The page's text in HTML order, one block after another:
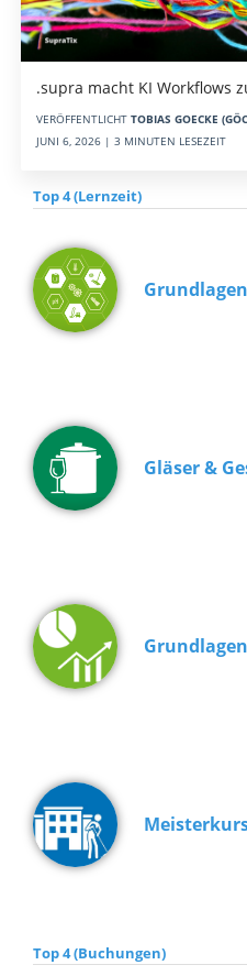
.supra macht KI Workflows
VERÖFFENTLICHT TOBIAS GOECKE
JUNI 6, 2026 | 3 MINUTEN LESEZEIT
Top 4 (Lernzeit)
Grundlagen
Gläser &
Grundlagen
Top 4 (Buchungen)